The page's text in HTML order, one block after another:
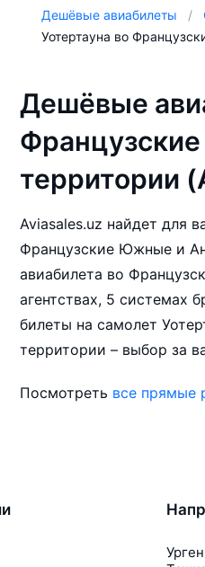
Дешёвые авиабилеты
Уотертауна во
Дешёвые
территории
Aviasales.uz найдет для
Французские Южные и
авиабилета во
агентствах, 5 системах
билеты на самолет
территории – выбор за
Посмотреть все прямые